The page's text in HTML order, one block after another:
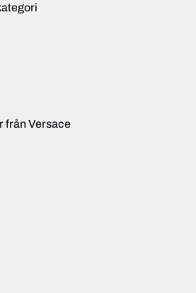
från Versace